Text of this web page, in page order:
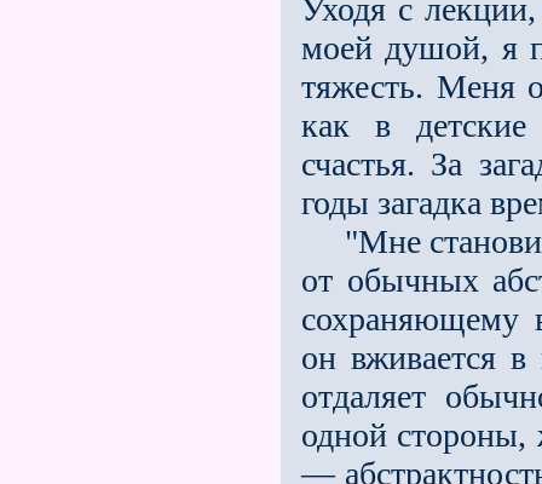
Уходя с
моей душой, я
тяжесть. Меня
как в
счастья. За
годы загадка
"Мне
от обычных
сохраняющему
он вживается в
отдаляет
одной стороны,
—